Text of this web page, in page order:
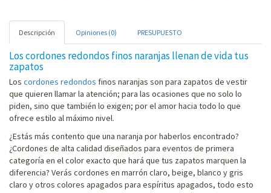
Descripción Opiniones (0) PRESUPUESTO
Los cordones redondos finos naranjas llenan de vida tus
zapatos
Los cordones redondos finos naranjas son para zapatos de vestir
que quieren llamar la atención; para las ocasiones que no solo lo
piden, sino que también lo exigen; por el amor hacia todo lo que
ofrece estilo al máximo nivel.
¿Estás más contento que una naranja por haberlos encontrado?
¿Cordones de alta calidad diseñados para eventos de primera
categoría en el color exacto que hará que tus zapatos marquen la
diferencia? Verás cordones en marrón claro, beige, blanco y gris
claro y otros colores apagados para espíritus apagados, todo esto